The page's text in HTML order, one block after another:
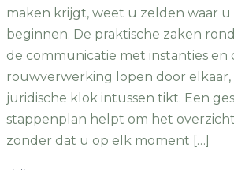
maken krijgt, weet u zelden waar u
beginnen. De praktische zaken
de communicatie met instanties en
rouwverwerking lopen door
juridische klok intussen tikt. Een
stappenplan helpt om het
zonder dat u op elk moment […]